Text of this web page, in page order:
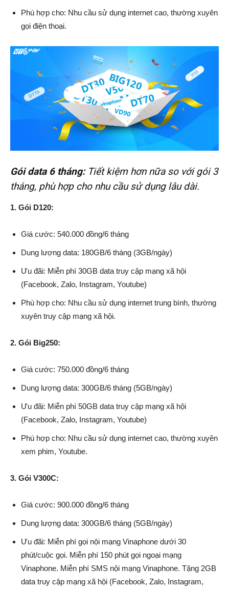
Phù hợp cho: Nhu cầu sử dụng internet cao, thường xuyên
gọi điện thoại.
Gói data 6 tháng:Tiết kiệm hơn nữa so với gói 3
tháng, phù hợp cho nhu cầu sử dụng lâu dài.
1. Gói D120:
Giá cước: 540.000 đồng/6 tháng
Dung lượng data: 180GB/6 tháng (3GB/ngày)
Ưu đãi: Miễn phí 30GB data truy cập mạng xã hội
(Facebook, Zalo, Instagram, Youtube)
Phù hợp cho: Nhu cầu sử dụng internet trung bình, thường
xuyên truy cập mạng xã hội.
2. Gói Big250:
Giá cước: 750.000 đồng/6 tháng
Dung lượng data: 300GB/6 tháng (5GB/ngày)
Ưu đãi: Miễn phí 50GB data truy cập mạng xã hội
(Facebook, Zalo, Instagram, Youtube)
Phù hợp cho: Nhu cầu sử dụng internet cao, thường xuyên
xem phim, Youtube.
3. Gói V300C:
Giá cước: 900.000 đồng/6 tháng
Dung lượng data: 300GB/6 tháng (5GB/ngày)
Ưu đãi: Miễn phí gọi nội mạng Vinaphone dưới 30
phút/cuộc gọi. Miễn phí 150 phút gọi ngoại mạng
Vinaphone. Miễn phí SMS nội mạng Vinaphone. Tặng 2GB
data truy cập mạng xã hội (Facebook, Zalo, Instagram,